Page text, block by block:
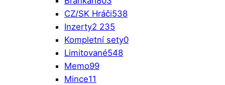
CZ/SK Hráči538
Inzerty2 235
Kompletní sety0
Limitované548
Memo99
Mince11